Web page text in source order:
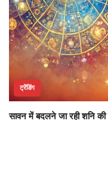
ट्रेंडिंग
सावन में बदलने जा रही शनि